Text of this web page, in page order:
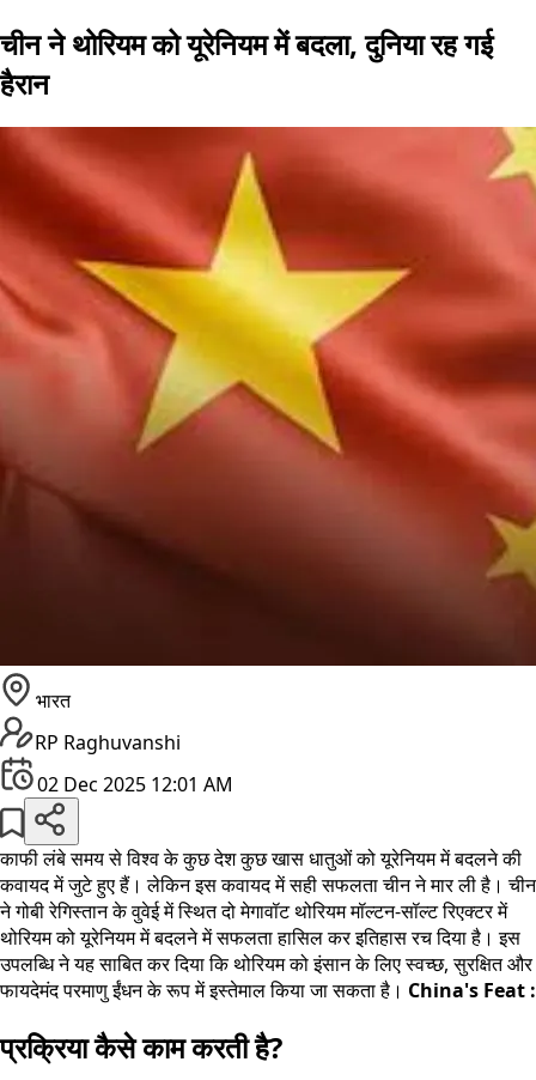
चीन ने थोरियम को यूरेनियम में बदला, दुनिया रह गई
हैरान
भारत
RP Raghuvanshi
02 Dec 2025 12:01 AM
काफी लंबे समय से विश्व के कुछ देश कुछ खास धातुओं को यूरेनियम में बदलने की
कवायद में जुटे हुए हैं। लेकिन इस कवायद में सही सफलता चीन ने मार ली है। चीन
ने गोबी रेगिस्तान के वुवेई में स्थित दो मेगावॉट थोरियम मॉल्टन-सॉल्ट रिएक्टर में
थोरियम को यूरेनियम में बदलने में सफलता हासिल कर इतिहास रच दिया है। इस
उपलब्धि ने यह साबित कर दिया कि थोरियम को इंसान के लिए स्वच्छ, सुरक्षित और
फायदेमंद परमाणु ईंधन के रूप में इस्तेमाल किया जा सकता है। China's Feat :
प्रक्रिया कैसे काम करती है?